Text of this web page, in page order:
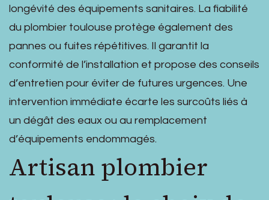
longévité des équipements sanitaires. La fiabilité
du plombier toulouse protège également des
pannes ou fuites répétitives. Il garantit la
conformité de l’installation et propose des conseils
d’entretien pour éviter de futures urgences. Une
intervention immédiate écarte les surcoûts liés à
un dégât des eaux ou au remplacement
d’équipements endommagés.
Artisan plombier